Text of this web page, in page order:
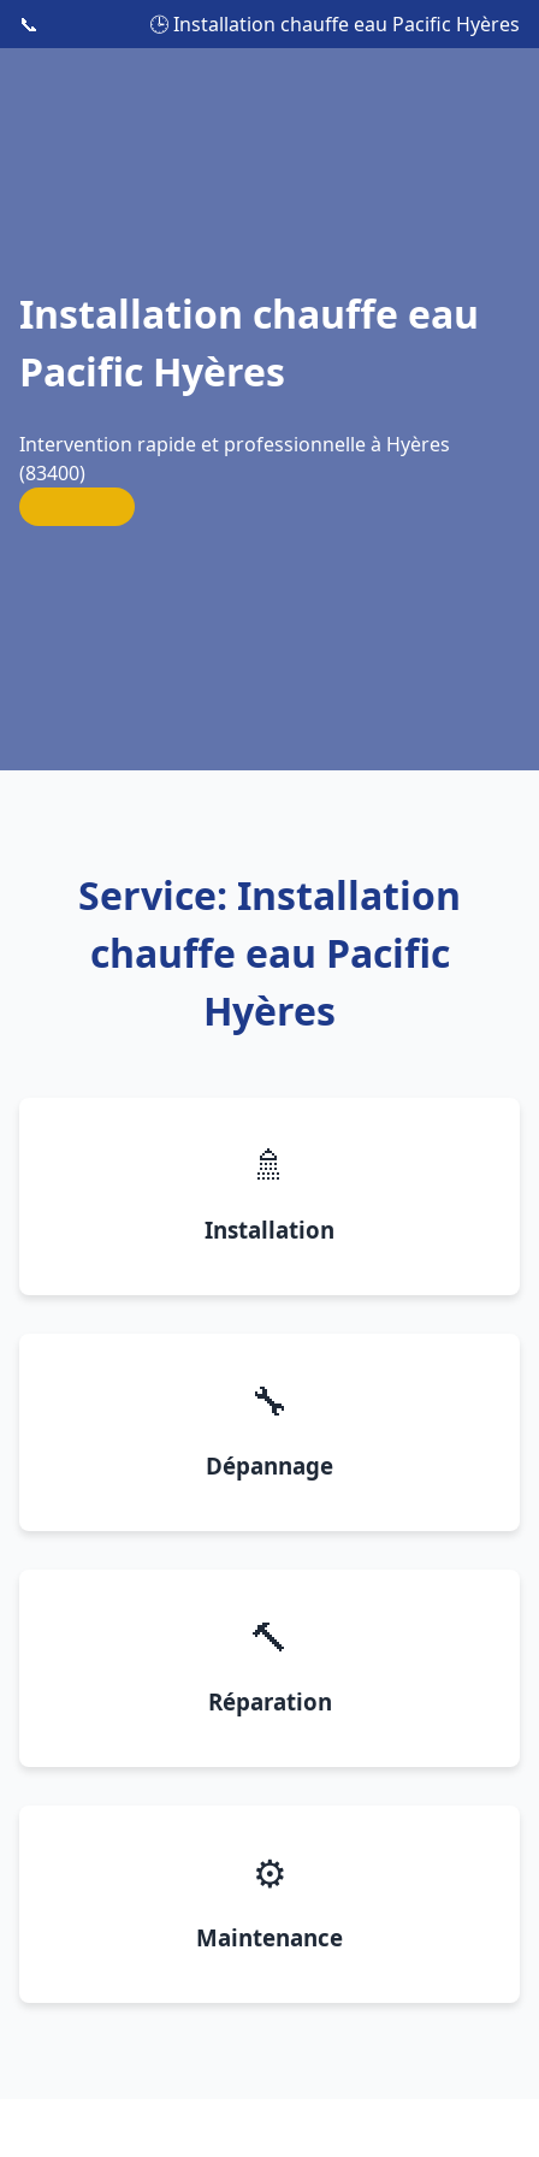
📞 🕒 Installation chauffe eau Pacific Hyères
Installation chauffe eau
Pacific Hyères
Intervention rapide et professionnelle à Hyères
(83400)
Service: Installation
chauffe eau Pacific
Hyères
🚿
Installation
🔧
Dépannage
🔨
Réparation
⚙️
Maintenance